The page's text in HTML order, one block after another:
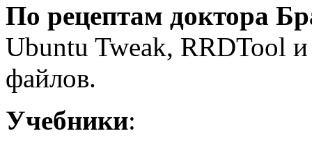
По рецептам доктора
Ubuntu Tweak, RRDTool
файлов.
Учебники: